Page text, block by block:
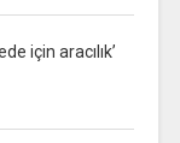
için aracılık’